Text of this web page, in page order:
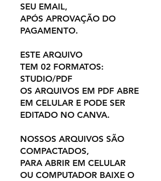
SEU EMAIL,
APÓS APROVAÇÃO DO
PAGAMENTO.
ESTE ARQUIVO
TEM 02 FORMATOS:
STUDIO/PDF
OS ARQUIVOS EM PDF ABRE
EM CELULAR E PODE SER
EDITADO NO CANVA.
NOSSOS ARQUIVOS SÃO
COMPACTADOS,
PARA ABRIR EM CELULAR
OU COMPUTADOR BAIXE O